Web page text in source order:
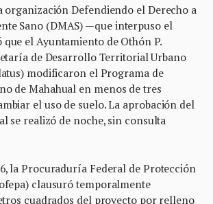
organización Defendiendo el Derecho a
Sano (DMAS) —que interpuso el
el Ayuntamiento de Othón P.
de Desarrollo Territorial Urbano
modificaron el Programa de
de Mahahual en menos de tres
el uso de suelo. La aprobación del
se realizó de noche, sin consulta
la Procuraduría Federal de Protección
clausuró temporalmente
cuadrados del proyecto por relleno